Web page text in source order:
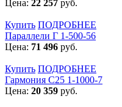
Цена: 22 257 руб.
Купить ПОДРОБНЕЕ
Параллели Г 1-500-56
Цена: 71 496 руб.
Купить ПОДРОБНЕЕ
Гармония С25 1-1000-7
Цена: 20 359 руб.